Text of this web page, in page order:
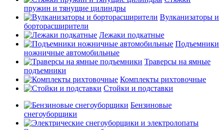
пружин и тянущие цилиндры
Вулканизаторы и
борторасширители
Лежаки подкатные
Подъемники
ножничные автомобильные
Траверсы на ямные
подъемники
Комплекты рихтовочные
Стойки и подставки
Бензиновые
снегоуборщики